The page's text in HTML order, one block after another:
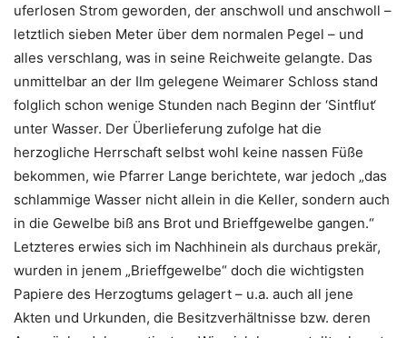
uferlosen Strom geworden, der anschwoll und anschwoll –
letztlich sieben Meter über dem normalen Pegel – und
alles verschlang, was in seine Reichweite gelangte. Das
unmittelbar an der Ilm gelegene Weimarer Schloss stand
folglich schon wenige Stunden nach Beginn der ‘Sintflut‘
unter Wasser. Der Überlieferung zufolge hat die
herzogliche Herrschaft selbst wohl keine nassen Füße
bekommen, wie Pfarrer Lange berichtete, war jedoch „das
schlammige Wasser nicht allein in die Keller, sondern auch
in die Gewelbe biß ans Brot und Brieffgewelbe gangen.“
Letzteres erwies sich im Nachhinein als durchaus prekär,
wurden in jenem „Brieffgewelbe“ doch die wichtigsten
Papiere des Herzogtums gelagert – u.a. auch all jene
Akten und Urkunden, die Besitzverhältnisse bzw. deren